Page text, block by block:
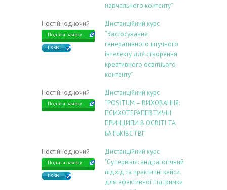
навчального контенту”
Постійнодіючий
Подати заявку
ГХЗВ
Дистанційний курс
“Застосування
генеративного штучного
інтелекту для створення
креативного освітнього
контенту”
Постійнодіючий
Подати заявку
Дистанційний курс
“POSİTUM – ВИХОВАННЯ:
ПСИХОТЕРАПЕВТИЧНІ
ПРИНЦИПИ В ОСВІТІ ТА
БАТЬКІВСТВІ”
Постійнодіючий
Подати заявку
ГХЗВ
Дистанційний курс
"Супервізія: андрагогічний
підхід та практичні кейси
для ефективної підтримки